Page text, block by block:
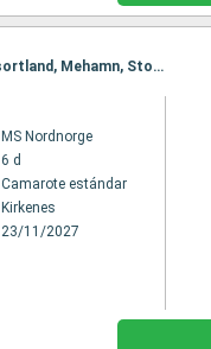
Itinerario : Kirkenes, Vardo, Batsfjord, Berlevag, Finnsnes, Vardo, Harstad, Risoyhamn, sortland, Mehamn, Stokmarknes, Kjollefjord, Svolvaer, Honningsvag, Stamsund, Havoysund, Hammerfest, Oksfjord, Skjervoy, Tromso, Batsfjord, Bodo, Ornes, Nesna (pasaje círculo polar), Sandnessjoen, Bronnoysund, Finnsnes, Rorvik, Harstad, Risoyhamn, sortland, Stokmarknes, Svolvaer, Stamsund, Berlevag, Trondheim, Kristiansund, Molde, Bodo, Ornes, Nesna (pasaje círculo polar), Sandnessjoen, Bronnoysund, Rorvik, Mehamn, Alesund, Torvik, Maloy, Floro, Bergen, Trondheim, Kristiansund, Molde, Kjollefjord, Alesund, Torvik, Maloy, Floro, Bergen, Honningsvag, Havoysund, Hammerfest, Oksfjord, Skjervoy, Tromso, Finnsnes, Harstad, Risoyhamn, sortland, Stokmarknes, Svolvaer, Stamsund, Bodo, Ornes, Nesna (pasaje círculo polar), Sandnessjoen, Bronnoysund, Rorvik, Trondheim, Kristiansund, Molde, Alesund, Torvik, Maloy, Floro, Bergen
MS Nordnorge
6 d
Camarote estándar
Kirkenes
23/11/2027